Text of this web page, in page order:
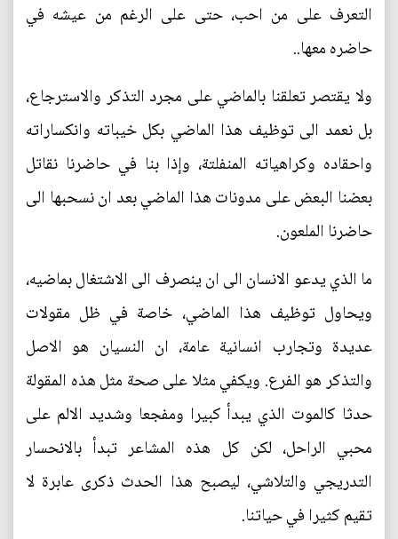
التعرف على من احب، حتى على الرغم من عيشه في
حاضره معها..
ولا يقتصر تعلقنا بالماضي على مجرد التذكر والاسترجاع،
بل نعمد الى توظيف هذا الماضي بكل خيباته وانكساراته
واحقاده وكراهياته المنفلتة، وإذا بنا في حاضرنا نقاتل
بعضنا البعض على مدونات هذا الماضي بعد ان نسحبها الى
حاضرنا الملعون.
ما الذي يدعو الانسان الى ان ينصرف الى الاشتغال بماضيه،
ويحاول توظيف هذا الماضي، خاصة في ظل مقولات
عديدة وتجارب انسانية عامة، ان النسيان هو الاصل
والتذكر هو الفرع. ويكفي مثلا على صحة مثل هذه المقولة
حدثا كالموت الذي يبدأ كبيرا ومفجعا وشديد الالم على
محبي الراحل، لكن كل هذه المشاعر تبدأ بالانحسار
التدريجي والتلاشي، ليصبح هذا الحدث ذكرى عابرة لا
تقيم كثيرا في حياتنا.